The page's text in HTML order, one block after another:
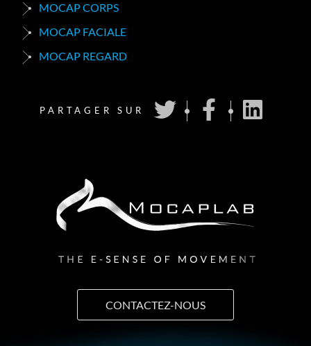
MOCAP CORPS
MOCAP FACIALE
MOCAP REGARD
PARTAGER SUR
CONTACTEZ-NOUS